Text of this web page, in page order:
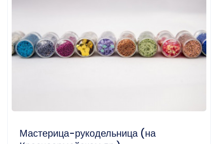
Мастерица-рукодельница (на